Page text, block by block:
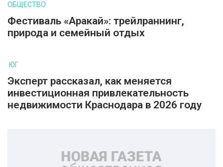
ОБЩЕСТВО
Фестиваль «Аракай»: трейлраннинг,
природа и семейный отдых
ЮГ
Эксперт рассказал, как меняется
инвестиционная привлекательность
недвижимости Краснодара в 2026 году